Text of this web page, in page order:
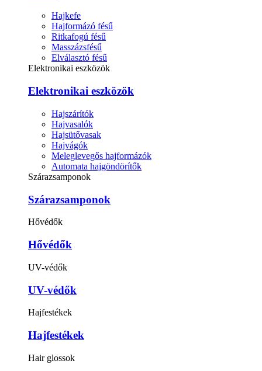
Hajkefe
Hajformázó fésű
Ritkafogú fésű
Masszázsfésű
Elválasztó fésű
Elektronikai eszközök
Elektronikai eszközök
Hajszárítók
Hajvasalók
Hajsütővasak
Hajvágók
Meleglevegős hajformázók
Automata hajgöndörítők
Szárazsamponok
Szárazsamponok
Hővédők
Hővédők
UV-védők
UV-védők
Hajfestékek
Hajfestékek
Hair glossok